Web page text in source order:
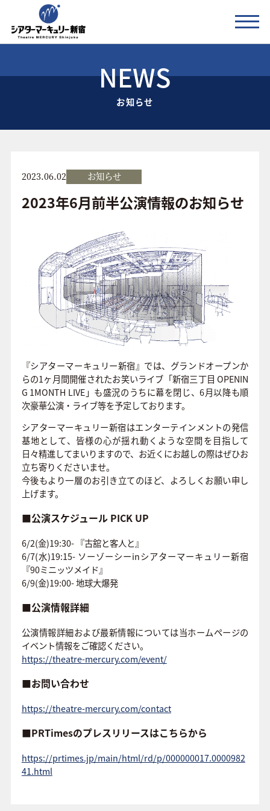
公演情報
ご利用料金
アクセス
協賛企業 / 運営会社
お問い合わせ
NEWS
お知らせ
2023.06.02 お知らせ
2023年6月前半公演情報のお知らせ
『シアターマーキュリー新宿』では、グランドオープンか
らの1ヶ月間開催されたお笑いライブ「新宿三丁目 OPENIN
G 1MONTH LIVE」も盛況のうちに幕を閉じ、6月以降も順
次豪華公演・ライブ等を予定しております。
シアターマーキュリー新宿はエンターテインメントの発信
基地として、皆様の心が揺れ動くような空間を目指して
日々精進してまいりますので、お近くにお越しの際はぜひお
立ち寄りくださいませ。
今後もより一層のお引き立てのほど、よろしくお願い申し
上げます。
■公演スケジュール PICK UP
6/2(金)19:30- 『古舘と客人と』
6/7(水)19:15- ソーゾーシーinシアターマーキュリー新宿
『90ミニッツメイド』
6/9(金)19:00- 地球大爆発
■公演情報詳細
公演情報詳細および最新情報については当ホームページの
イベント情報をご確認ください。
https://theatre-mercury.com/event/
■お問い合わせ
https://theatre-mercury.com/contact
■PRTimesのプレスリリースはこちらから
https://prtimes.jp/main/html/rd/p/000000017.0000982
41.html